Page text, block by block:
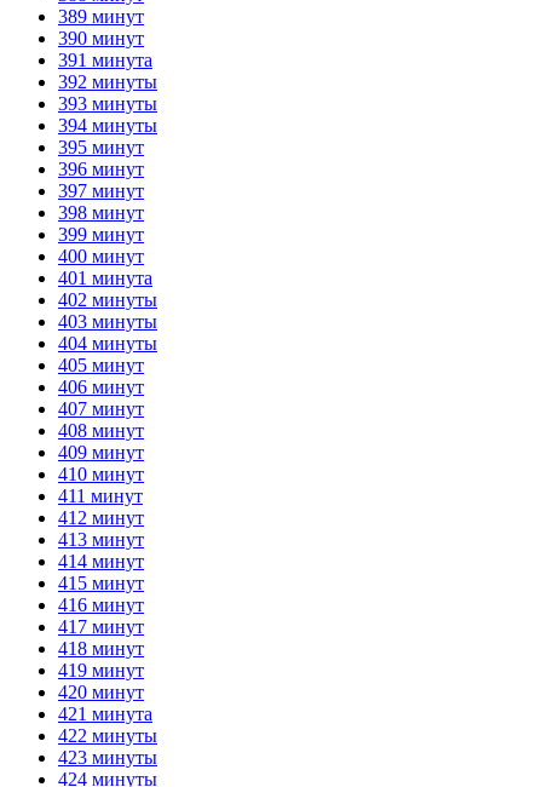
389 минут
390 минут
391 минута
392 минуты
393 минуты
394 минуты
395 минут
396 минут
397 минут
398 минут
399 минут
400 минут
401 минута
402 минуты
403 минуты
404 минуты
405 минут
406 минут
407 минут
408 минут
409 минут
410 минут
411 минут
412 минут
413 минут
414 минут
415 минут
416 минут
417 минут
418 минут
419 минут
420 минут
421 минута
422 минуты
423 минуты
424 минуты